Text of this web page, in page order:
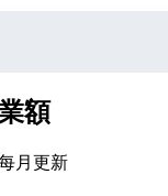
額
月更新